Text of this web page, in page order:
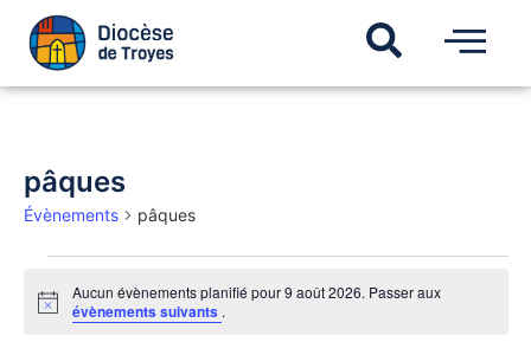
pâques
Évènements pâques
Notice
Aucun évènements planifié pour 9 août 2026. Passer aux
évènements suivants .